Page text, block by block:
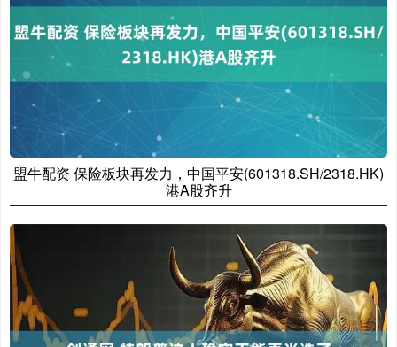
盟牛配资 保险板块再发力，中国平安(601318.SH/2318.HK)
港A股齐升